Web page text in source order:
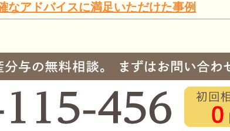
アドバイスに満足いただけた事例